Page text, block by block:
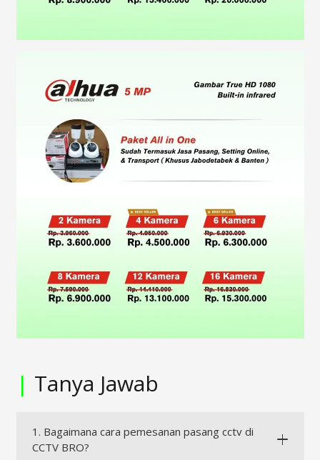
| Tanya Jawab
1. Bagaimana cara pemesanan pasang cctv di
CCTV BRO?